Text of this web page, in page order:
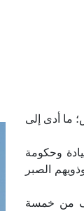
ما أدى إلى
وحكومة
الصبر
من خمسة